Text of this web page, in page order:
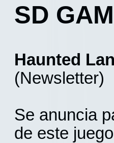
SD
Haunted
(Newsletter)
Se anuncia
de este